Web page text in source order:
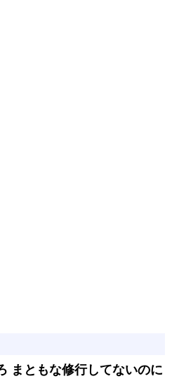
まともな修行してないのに